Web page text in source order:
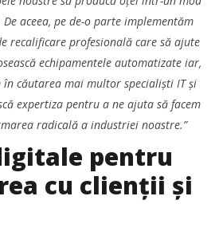
prezența pe piața europeană și
logistice din România
aceea, pe de-o parte implementăm
recalificare profesională care să ajute
echipamentele automatizate iar,
căutarea mai multor specialiști IT și
expertiza pentru a ne ajuta să facem
radicală a industriei noastre.”
pentru
cu clienții și